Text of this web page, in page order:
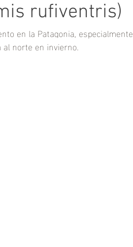
rufiventris)
en la Patagonia, especialmente
norte en invierno.